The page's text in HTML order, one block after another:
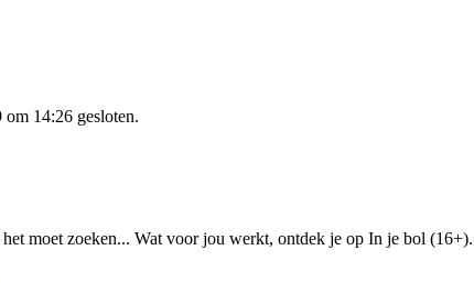
om 14:26 gesloten.
moet zoeken... Wat voor jou werkt, ontdek je op In je bol (16+).